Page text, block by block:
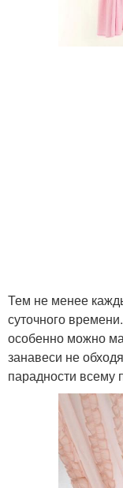
Тем не менее
суточного
особенно можно
занавеси не
парадности